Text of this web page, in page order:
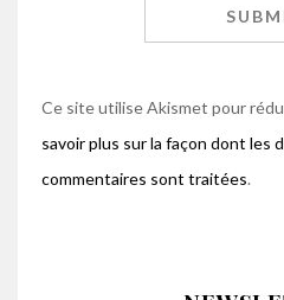
Ce site utilise Akismet pour
savoir plus sur la façon dont les
commentaires sont traitées.